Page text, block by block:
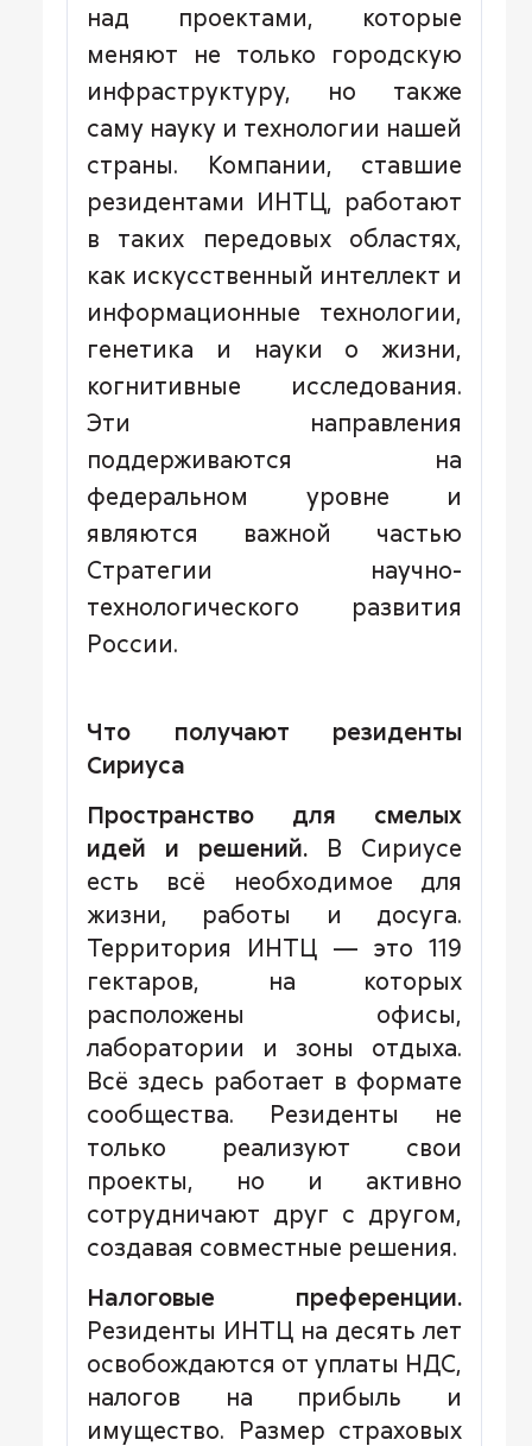
над проектами, которые
меняют не только городскую
инфраструктуру, но также
саму науку и технологии нашей
страны. Компании, ставшие
резидентами ИНТЦ, работают
в таких передовых областях,
как искусственный интеллект и
информационные технологии,
генетика и науки о жизни,
когнитивные исследования.
Эти направления
поддерживаются на
федеральном уровне и
являются важной частью
Стратегии научно-
технологического развития
России.
Что получают резиденты
Сириуса
Пространство для смелых
идей и решений. В Сириусе
есть всё необходимое для
жизни, работы и досуга.
Территория ИНТЦ — это 119
гектаров, на которых
расположены офисы,
лаборатории и зоны отдыха.
Всё здесь работает в формате
сообщества. Резиденты не
только реализуют свои
проекты, но и активно
сотрудничают друг с другом,
создавая совместные решения.
Налоговые преференции.
Резиденты ИНТЦ на десять лет
освобождаются от уплаты НДС,
налогов на прибыль и
имущество. Размер страховых